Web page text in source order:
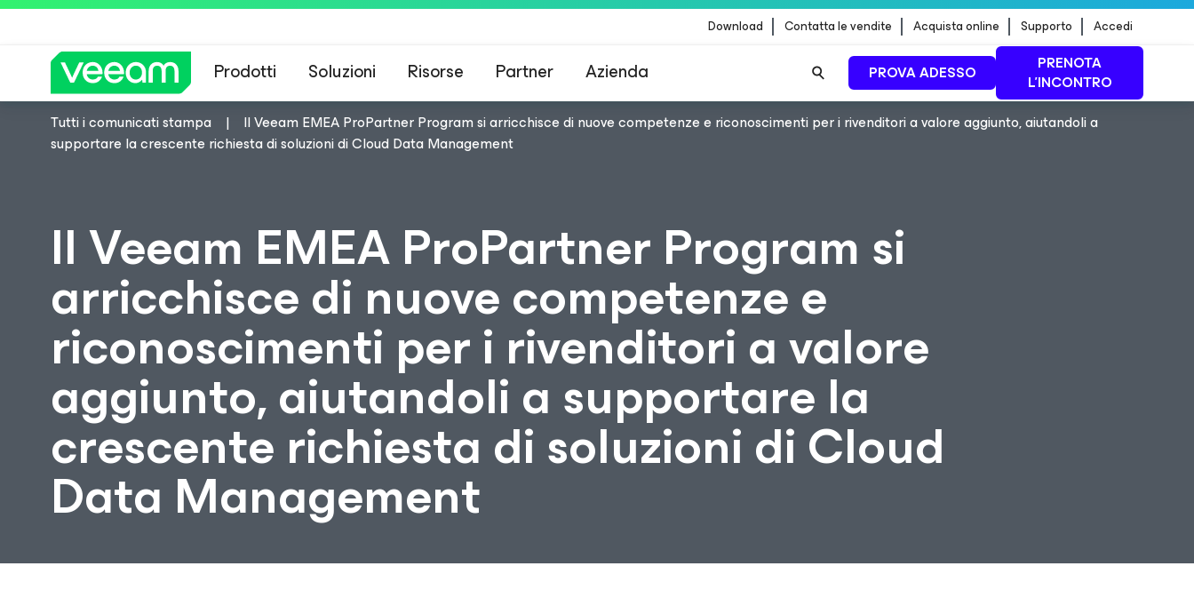
Download Contatta le vendite Acquista online Supporto Accedi
Prodotti Soluzioni Risorse Partner Azienda PROVA ADESSO
PRENOTA
L'INCONTRO
Linee guida di Veeam per i clienti interessati dall'aggiornamento dei
Tutti i comunicati stampa
Il Veeam EMEA ProPartner Program si arricchisce di nuove competenze e riconoscimenti per i rivenditori a valore aggiunto, aiutandoli a
supportare la crescente richiesta di soluzioni di Cloud Data Management
Il Veeam EMEA ProPartner Program si
arricchisce di nuove competenze e
riconoscimenti per i rivenditori a valore
aggiunto, aiutandoli a supportare la
crescente richiesta di soluzioni di Cloud
Data Management